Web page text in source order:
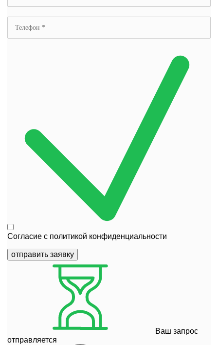
Согласие с политикой конфиденциальности
отправить заявку
Ваш запрос
отправляется